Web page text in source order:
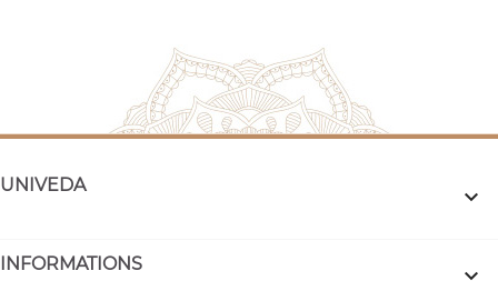
UNIVEDA 
INFORMATIONS 